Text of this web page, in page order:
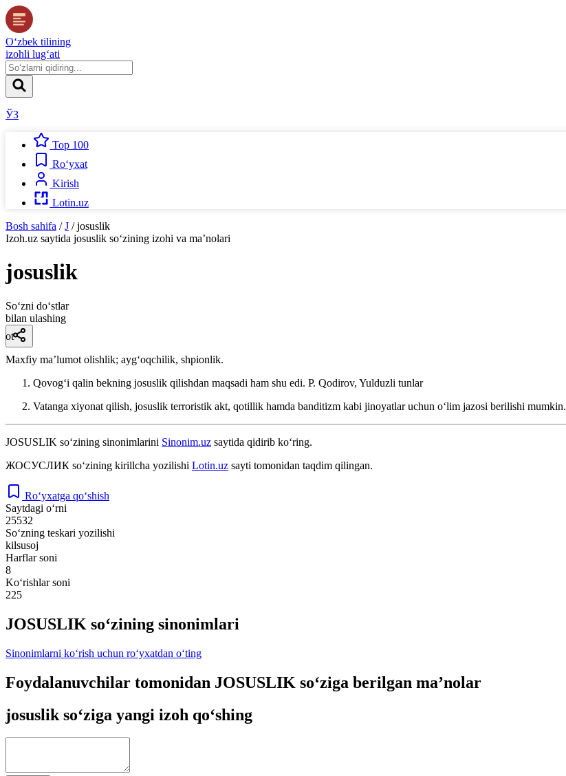
O‘zbek tilining
izohli lug‘ati
ЎЗ
Top 100
Ro‘yxat
Kirish
Lotin.uz
Bosh sahifa / J / josuslik
Izoh.uz saytida josuslik so‘zining izohi va ma’nolari
josuslik
So‘zni do‘stlar
bilan ulashing
ot
Maxfiy maʼlumot olishlik; aygʻoqchilik, shpionlik.
Qovogʻi qalin bekning josuslik qilishdan maqsadi ham shu edi. P. Qodirov, Yulduzli tunlar
Vatanga xiyonat qilish, josuslik terroristik akt, qotillik hamda banditizm kabi jinoyatlar uchun oʻlim jazosi berilishi mumkin.
JOSUSLIK so‘zining sinonimlarini Sinonim.uz saytida qidirib ko‘ring.
ЖОСУСЛИК so‘zining kirillcha yozilishi Lotin.uz sayti tomonidan taqdim qilingan.
Ro‘yxatga qo‘shish
Saytdagi o‘rni
25532
So‘zning teskari yozilishi
kilsusoj
Harflar soni
8
Ko‘rishlar soni
225
JOSUSLIK so‘zining sinonimlari
Sinonimlarni ko‘rish uchun ro‘yxatdan o‘ting
Foydalanuvchilar tomonidan JOSUSLIK so‘ziga berilgan ma’nolar
josuslik so‘ziga yangi izoh qo‘shing